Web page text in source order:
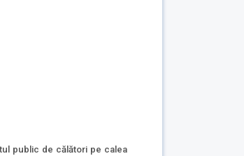
public de călători pe calea